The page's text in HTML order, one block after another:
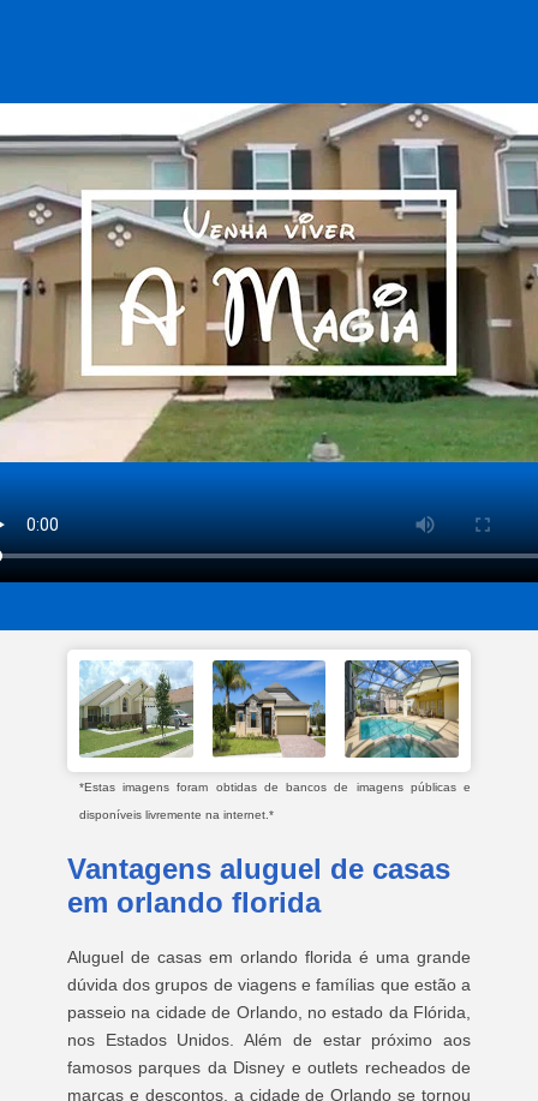
*Estas imagens foram obtidas de bancos de imagens públicas e
disponíveis livremente na internet.*
Vantagens aluguel de casas
em orlando florida
Aluguel de casas em orlando florida é uma grande
dúvida dos grupos de viagens e famílias que estão a
passeio na cidade de Orlando, no estado da Flórida,
nos Estados Unidos. Além de estar próximo aos
famosos parques da Disney e outlets recheados de
marcas e descontos, a cidade de Orlando se tornou